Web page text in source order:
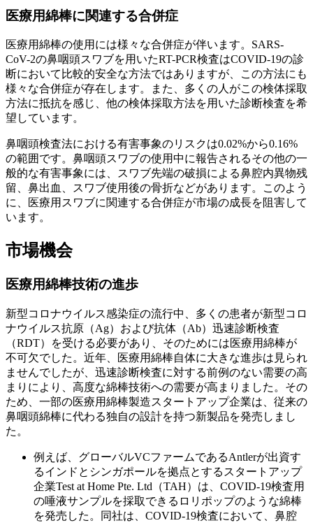
医療用綿棒に関連する合併症
医療用綿棒の使用には様々な合併症が伴います。SARS-
CoV-2の鼻咽頭スワブを用いたRT-PCR検査はCOVID-19の診
断において比較的安全な方法ではありますが、この方法にも
様々な合併症が存在します。また、多くの人がこの検体採取
方法に抵抗を感じ、他の検体採取方法を用いた診断検査を希
望しています。
鼻咽頭検査法における有害事象のリスクは0.02%から0.16%
の範囲です。鼻咽頭スワブの使用中に報告されるその他の一
般的な有害事象には、スワブ先端の破損による鼻腔内異物残
留、鼻出血、スワブ使用後の骨折などがあります。このよう
に、医療用スワブに関連する合併症が市場の成長を阻害して
います。
市場機会
医療用綿棒技術の進歩
新型コロナウイルス感染症の流行中、多くの患者が新型コロ
ナウイルス抗原（Ag）および抗体（Ab）迅速診断検査
（RDT）を受ける必要があり、そのためには医療用綿棒が
不可欠でした。近年、医療用綿棒自体に大きな進歩は見られ
ませんでしたが、迅速診断検査に対する前例のない需要の高
まりにより、高度な綿棒技術への需要が高まりました。その
ため、一部の医療用綿棒製造スタートアップ企業は、従来の
鼻咽頭綿棒に代わる独自の設計を持つ新製品を発売しまし
た。
例えば、グローバルVCファームであるAntlerが出資す
るインドとシンガポールを拠点とするスタートアップ
企業Test at Home Pte. Ltd（TAH）は、COVID-19検査用
の唾液サンプルを採取できるロリポップのような綿棒
を発売した。同社は、COVID-19検査において、鼻腔